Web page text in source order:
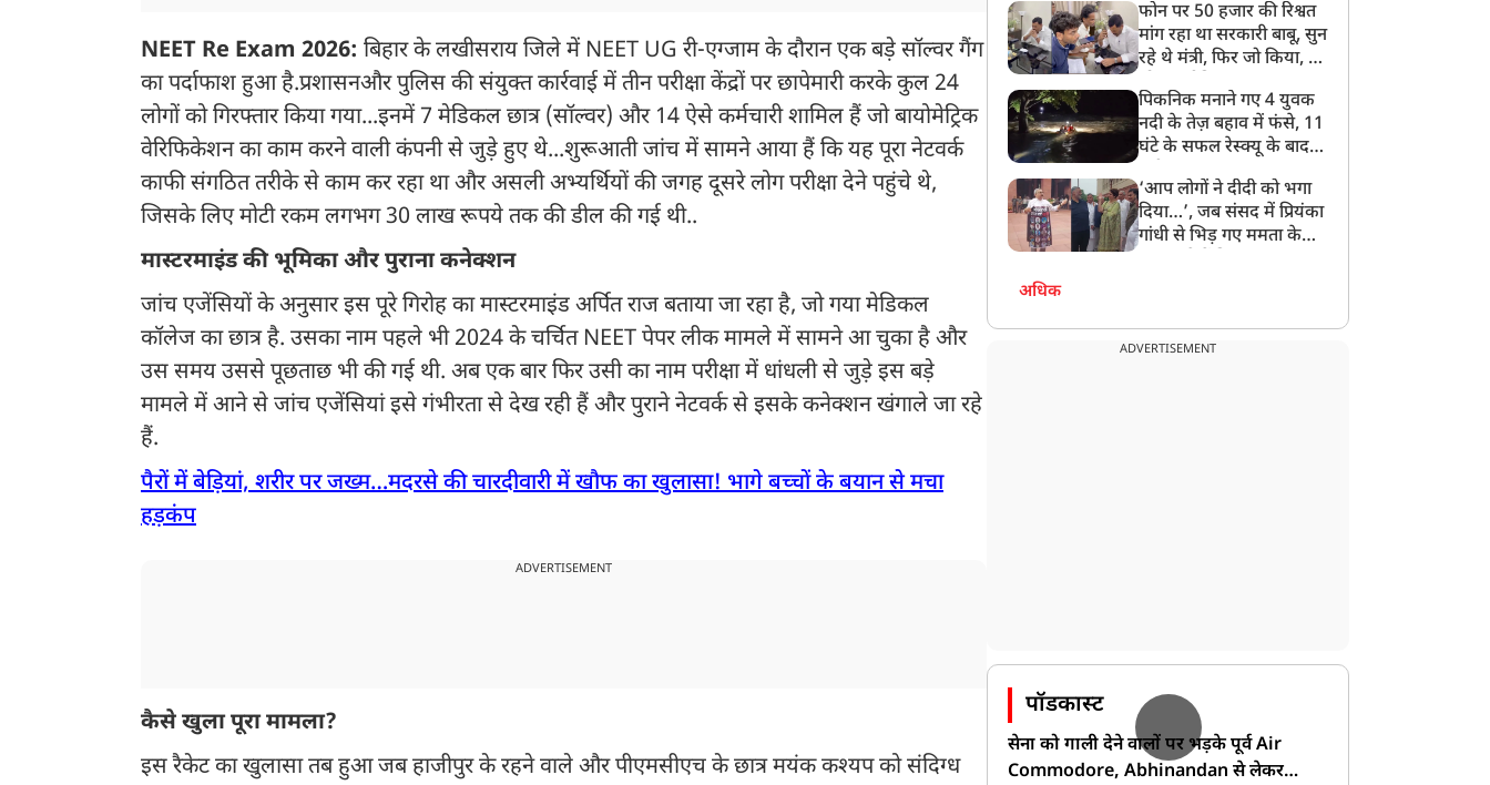
NEET Re Exam 2026: बिहार के लखीसराय जिले में NEET UG री-एग्जाम के दौरान एक बड़े सॉल्वर गैंग
का पर्दाफाश हुआ है.प्रशासनऔर पुलिस की संयुक्त कार्रवाई में तीन परीक्षा केंद्रों पर छापेमारी करके कुल 24
लोगों को गिरफ्तार किया गया...इनमें 7 मेडिकल छात्र (सॉल्वर) और 14 ऐसे कर्मचारी शामिल हैं जो बायोमेट्रिक
वेरिफिकेशन का काम करने वाली कंपनी से जुड़े हुए थे...शुरूआती जांच में सामने आया हैं कि यह पूरा नेटवर्क
काफी संगठित तरीके से काम कर रहा था और असली अभ्यर्थियों की जगह दूसरे लोग परीक्षा देने पहुंचे थे,
जिसके लिए मोटी रकम लगभग 30 लाख रूपये तक की डील की गई थी..
मास्टरमाइंड की भूमिका और पुराना कनेक्शन
जांच एजेंसियों के अनुसार इस पूरे गिरोह का मास्टरमाइंड अर्पित राज बताया जा रहा है, जो गया मेडिकल
कॉलेज का छात्र है. उसका नाम पहले भी 2024 के चर्चित NEET पेपर लीक मामले में सामने आ चुका है और
उस समय उससे पूछताछ भी की गई थी. अब एक बार फिर उसी का नाम परीक्षा में धांधली से जुड़े इस बड़े
मामले में आने से जांच एजेंसियां इसे गंभीरता से देख रही हैं और पुराने नेटवर्क से इसके कनेक्शन खंगाले जा रहे
हैं.
पैरों में बेड़ियां, शरीर पर जख्म…मदरसे की चारदीवारी में खौफ का खुलासा! भागे बच्चों के बयान से मचा
हड़कंप
ADVERTISEMENT
कैसे खुला पूरा मामला?
इस रैकेट का खुलासा तब हुआ जब हाजीपुर के रहने वाले और पीएमसीएच के छात्र मयंक कश्यप को संदिग्ध
बेटी को गोद लें प्रधानमंत्री
फोन पर 50 हजार की रिश्वत
मांग रहा था सरकारी बाबू, सुन
रहे थे मंत्री, फिर जो किया, वो
पिकनिक मनाने गए 4 युवक
नदी के तेज़ बहाव में फंसे, 11
घंटे के सफल रेस्क्यू के बाद
‘आप लोगों ने दीदी को भगा
दिया…’, जब संसद में प्रियंका
गांधी से भिड़ गए ममता के
अधिक
ADVERTISEMENT
पॉडकास्ट
सेना को गाली देने वालों पर भड़के पूर्व Air
Commodore, Abhinandan से लेकर